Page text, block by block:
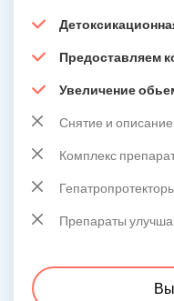
Предоставляем
Увеличение
Снятие и
Комплекс
Препараты